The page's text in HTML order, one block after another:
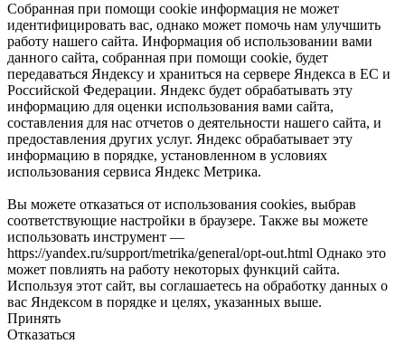
Собранная при помощи cookie информация не может
идентифицировать вас, однако может помочь нам улучшить
работу нашего сайта. Информация об использовании вами
данного сайта, собранная при помощи cookie, будет
передаваться Яндексу и храниться на сервере Яндекса в ЕС и
Российской Федерации. Яндекс будет обрабатывать эту
информацию для оценки использования вами сайта,
составления для нас отчетов о деятельности нашего сайта, и
предоставления других услуг. Яндекс обрабатывает эту
информацию в порядке, установленном в условиях
использования сервиса Яндекс Метрика.
Вы можете отказаться от использования cookies, выбрав
соответствующие настройки в браузере. Также вы можете
использовать инструмент —
https://yandex.ru/support/metrika/general/opt-out.html Однако это
может повлиять на работу некоторых функций сайта.
Используя этот сайт, вы соглашаетесь на обработку данных о
вас Яндексом в порядке и целях, указанных выше.
Принять
Отказаться